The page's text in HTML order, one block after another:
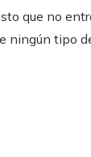
que no
ningún tipo